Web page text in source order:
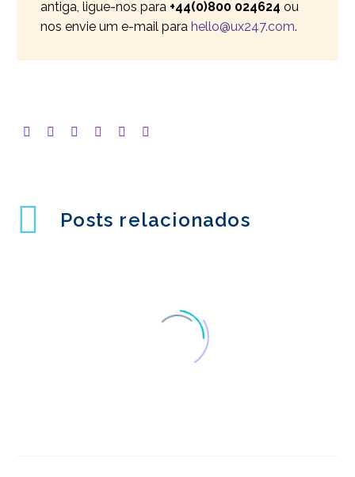
antiga, ligue-nos para +44(0)800 024624 ou
nos envie um e-mail para hello@ux247.com.
Posts relacionados